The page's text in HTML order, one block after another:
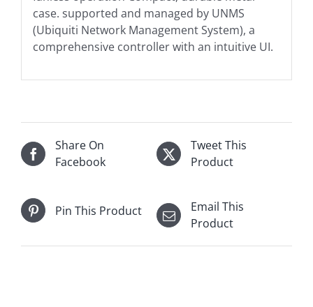
case. supported and managed by UNMS
(Ubiquiti Network Management System), a
comprehensive controller with an intuitive UI.
Share On
Facebook
Tweet This
Product
Pin This Product
Email This
Product